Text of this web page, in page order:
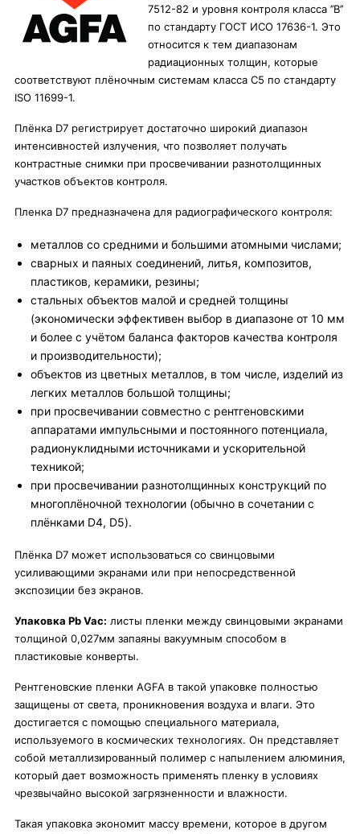
7512-82 и уровня контроля класса ’’В’’
по стандарту ГОСТ ИСО 17636-1. Это
относится к тем диапазонам
радиационных толщин, которые
соответствуют плёночным системам класса С5 по стандарту
ISO 11699-1.
Плёнка D7 регистрирует достаточно широкий диапазон
интенсивностей излучения, что позволяет получать
контрастные снимки при просвечивании разнотолщинных
участков объектов контроля.
Пленка D7 предназначена для радиографического контроля:
металлов со средними и большими атомными числами;
сварных и паяных соединений, литья, композитов,
пластиков, керамики, резины;
стальных объектов малой и средней толщины
(экономически эффективен выбор в диапазоне от 10 мм
и более с учётом баланса факторов качества контроля
и производительности);
объектов из цветных металлов, в том числе, изделий из
легких металлов большой толщины;
при просвечивании совместно с рентгеновскими
аппаратами импульсными и постоянного потенциала,
радионуклидными источниками и ускорительной
техникой;
при просвечивании разнотолщинных конструкций по
многоплёночной технологии (обычно в сочетании с
плёнками D4, D5).
Плёнка D7 может использоваться со свинцовыми
усиливающими экранами или при непосредственной
экспозиции без экранов.
Упаковка Pb Vac: листы пленки между свинцовыми экранами
толщиной 0,027мм запаяны вакуумным способом в
пластиковые конверты.
Рентгеновские пленки AGFA в такой упаковке полностью
защищены от света, проникновения воздуха и влаги. Это
достигается с помощью специального материала,
используемого в космических технологиях. Он представляет
собой металлизированный полимер с напылением алюминия,
который дает возможность применять пленку в условиях
чрезвычайно высокой загрязненности и влажности.
Такая упаковка экономит массу времени, которое в другом